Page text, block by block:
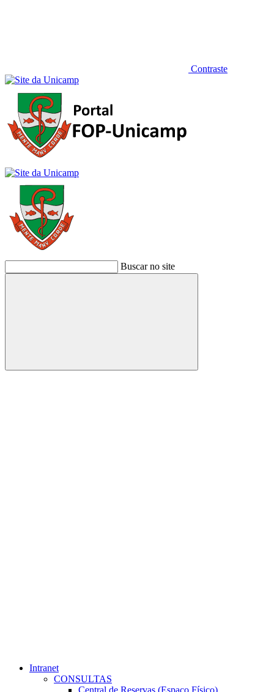
Contraste
Buscar no site
Buscar
Intranet
CONSULTAS
Central de Reservas (Espaço Físico)